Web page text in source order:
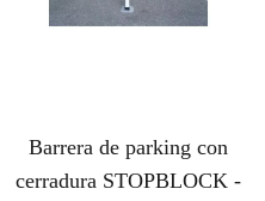
Barrera de parking con
cerradura STOPBLOCK -